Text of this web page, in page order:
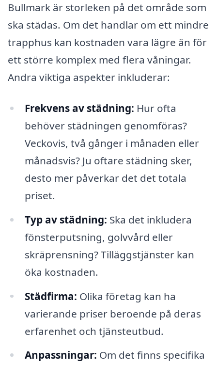
Bullmark är storleken på det område som
ska städas. Om det handlar om ett mindre
trapphus kan kostnaden vara lägre än för
ett större komplex med flera våningar.
Andra viktiga aspekter inkluderar:
Frekvens av städning: Hur ofta
behöver städningen genomföras?
Veckovis, två gånger i månaden eller
månadsvis? Ju oftare städning sker,
desto mer påverkar det det totala
priset.
Typ av städning: Ska det inkludera
fönsterputsning, golvvård eller
skräprensning? Tilläggstjänster kan
öka kostnaden.
Städfirma: Olika företag kan ha
varierande priser beroende på deras
erfarenhet och tjänsteutbud.
Anpassningar: Om det finns specifika